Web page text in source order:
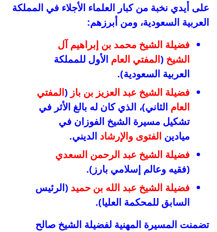
على أيدي نخبة من كبار العلماء الأجلاء في المملكة
العربية السعودية، ومن أبرزهم:
فضيلة الشيخ محمد بن إبراهيم آل
الشيخ (المفتي العام الأول للمملكة
العربية السعودية).
فضيلة الشيخ عبد العزيز بن باز (المفتي
العام الثاني)، الذي كان له بالغ الأثر في
تشكيل مسيرة الشيخ الفوزان في
ميادين الفتوى والإرشاد الديني.
فضيلة الشيخ عبد الرحمن السعدي
(فقيه وعالم إسلامي بارز).
فضيلة الشيخ عبد الله بن حميد (الرئيس
السابق للمحكمة العليا).
تضمنت المسيرة المهنية لفضيلة الشيخ صالح